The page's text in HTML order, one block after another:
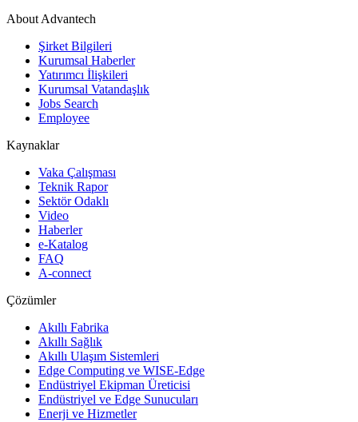
About Advantech
Şirket Bilgileri
Kurumsal Haberler
Yatırımcı İlişkileri
Kurumsal Vatandaşlık
Jobs Search
Employee
Kaynaklar
Vaka Çalışması
Teknik Rapor
Sektör Odaklı
Video
Haberler
e-Katalog
FAQ
A-connect
Çözümler
Akıllı Fabrika
Akıllı Sağlık
Akıllı Ulaşım Sistemleri
Edge Computing ve WISE-Edge
Endüstriyel Ekipman Üreticisi
Endüstriyel ve Edge Sunucuları
Enerji ve Hizmetler